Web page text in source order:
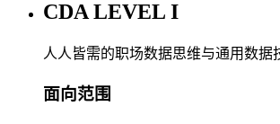
CDA LEVEL I
人人皆需的职场数据思维与通用数据
面向范围